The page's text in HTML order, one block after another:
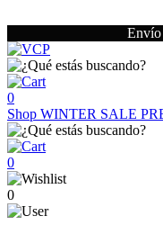
Envío
0
Shop WINTER SALE
0
0